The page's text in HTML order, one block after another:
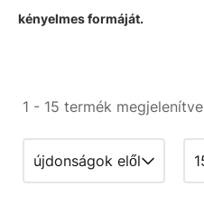
kényelmes formáját.
1 - 15 termék megjelenítve